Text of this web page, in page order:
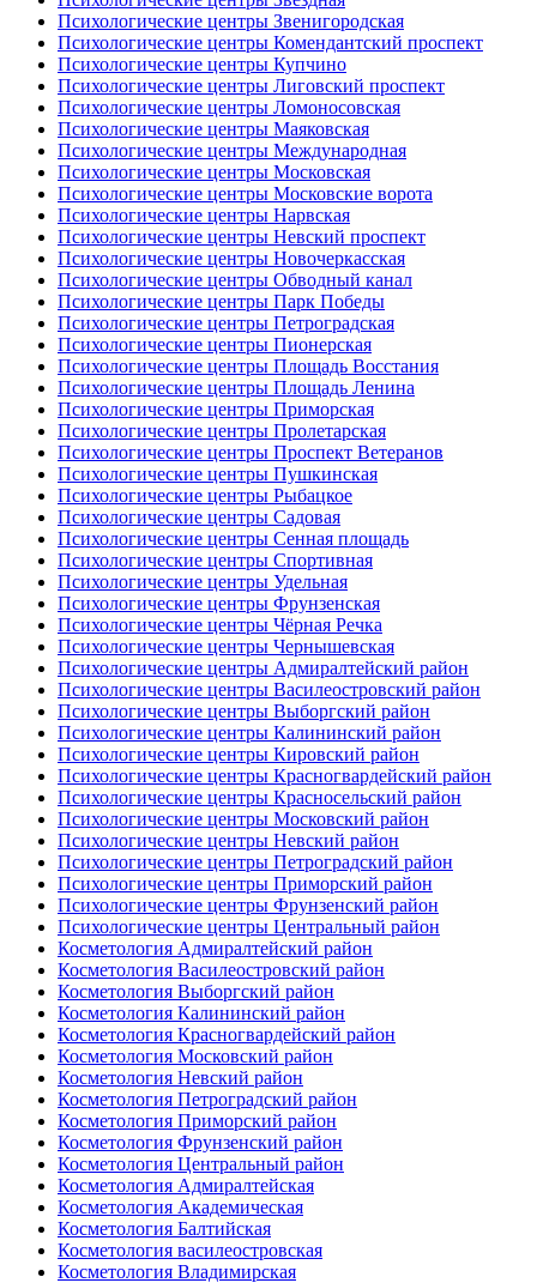
Психологические центры Звенигородская
Психологические центры Комендантский проспект
Психологические центры Купчино
Психологические центры Лиговский проспект
Психологические центры Ломоносовская
Психологические центры Маяковская
Психологические центры Международная
Психологические центры Московская
Психологические центры Московские ворота
Психологические центры Нарвская
Психологические центры Невский проспект
Психологические центры Новочеркасская
Психологические центры Обводный канал
Психологические центры Парк Победы
Психологические центры Петроградская
Психологические центры Пионерская
Психологические центры Площадь Восстания
Психологические центры Площадь Ленина
Психологические центры Приморская
Психологические центры Пролетарская
Психологические центры Проспект Ветеранов
Психологические центры Пушкинская
Психологические центры Рыбацкое
Психологические центры Садовая
Психологические центры Сенная площадь
Психологические центры Спортивная
Психологические центры Удельная
Психологические центры Фрунзенская
Психологические центры Чёрная Речка
Психологические центры Чернышевская
Психологические центры Адмиралтейский район
Психологические центры Василеостровский район
Психологические центры Выборгский район
Психологические центры Калининский район
Психологические центры Кировский район
Психологические центры Красногвардейский район
Психологические центры Красносельский район
Психологические центры Московский район
Психологические центры Невский район
Психологические центры Петроградский район
Психологические центры Приморский район
Психологические центры Фрунзенский район
Психологические центры Центральный район
Косметология Адмиралтейский район
Косметология Василеостровский район
Косметология Выборгский район
Косметология Калининский район
Косметология Красногвардейский район
Косметология Московский район
Косметология Невский район
Косметология Петроградский район
Косметология Приморский район
Косметология Фрунзенский район
Косметология Центральный район
Косметология Адмиралтейская
Косметология Академическая
Косметология Балтийская
Косметология василеостровская
Косметология Владимирская